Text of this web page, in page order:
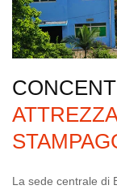
La sede centrale di